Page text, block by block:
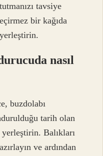
tavsiye
bir kağıda
nasıl
buzdolabı
tarih olan
Balıkları
ve ardından